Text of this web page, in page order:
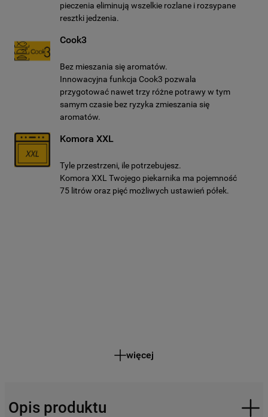
pieczenia eliminują wszelkie rozlane i rozsypane
resztki jedzenia.
Cook3
Bez mieszania się aromatów.
Innowacyjna funkcja Cook3 pozwala
przygotować nawet trzy różne potrawy w tym
samym czasie bez ryzyka zmieszania się
aromatów.
Komora XXL
Tyle przestrzeni, ile potrzebujesz.
Komora XXL Twojego piekarnika ma pojemność
75 litrów oraz pięć możliwych ustawień półek.
więcej
Opis produktu